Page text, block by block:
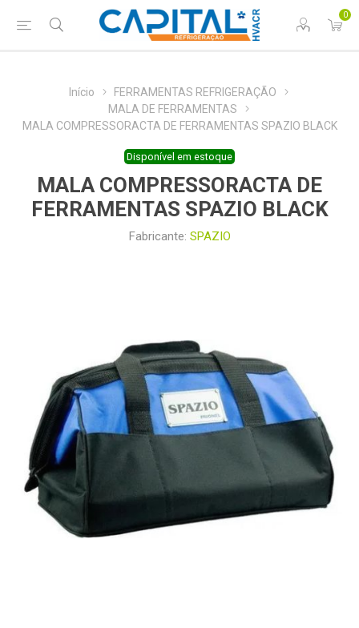
0
Início
FERRAMENTAS REFRIGERAÇÃO
MALA DE FERRAMENTAS
MALA COMPRESSORACTA DE FERRAMENTAS SPAZIO BLACK
Disponível em estoque
MALA COMPRESSORACTA DE
FERRAMENTAS SPAZIO BLACK
Fabricante: SPAZIO